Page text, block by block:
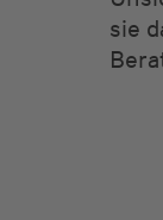
sie